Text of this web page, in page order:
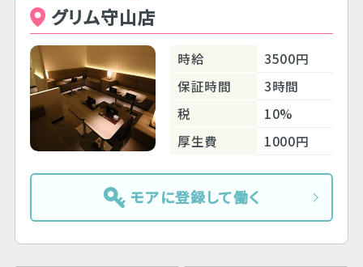
グリム守山店
時給
3500円
保証時間
3時間
税
10%
厚生費
1000円
モアに登録して働く